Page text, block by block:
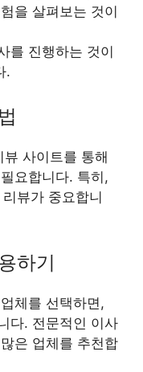
을 살펴보는 것이
를 진행하는 것이
.
사이트를 통해
요합니다. 특히,
뷰가 중요합니
하기
체를 선택하면,
다. 전문적인 이사
은 업체를 추천합